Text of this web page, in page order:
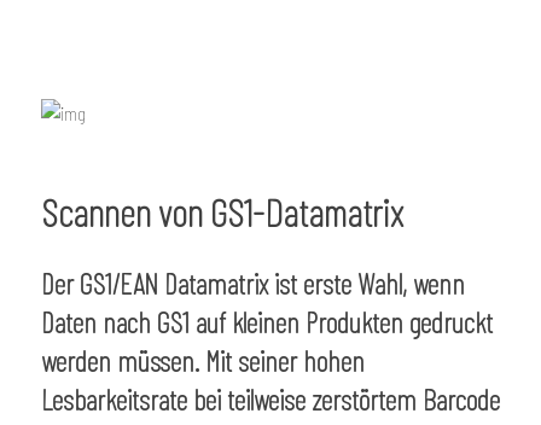
Scannen von GS1-Datamatrix
Der GS1/EAN Datamatrix ist erste Wahl, wenn
Daten nach GS1 auf kleinen Produkten gedruckt
werden müssen. Mit seiner hohen
Lesbarkeitsrate bei teilweise zerstörtem Barcode